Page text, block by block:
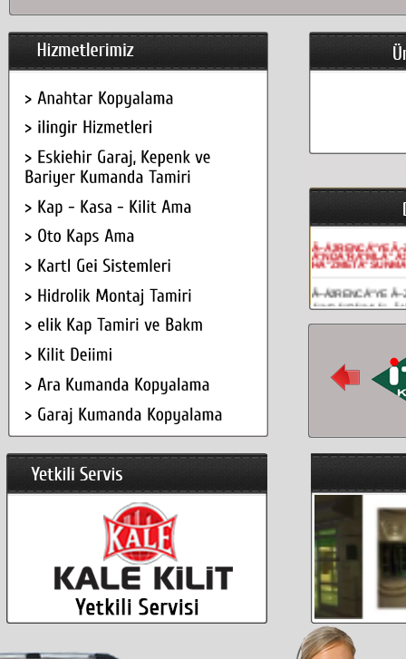
Ã–ÄžRENCÄ°YE
Ä°NDÄ°RÄ°MLÄ°
HÄ°ZMETÄ°
Ã–ÄžRENCÄ°YE
Ä°NDÄ°RÄ°MLÄ°